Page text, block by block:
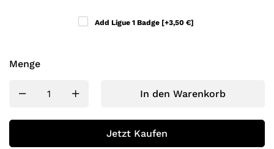
Add Ligue 1 Badge [+3,50 €]
Menge
In den Warenkorb
Jetzt Kaufen